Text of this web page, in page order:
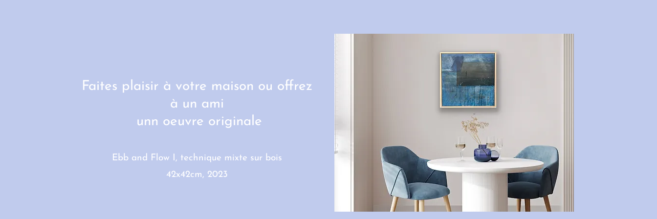
Faites plaisir à votre maison ou offrez
à un ami
unn oeuvre originale
Ebb and Flow I, technique mixte sur bois
42x42cm, 2023